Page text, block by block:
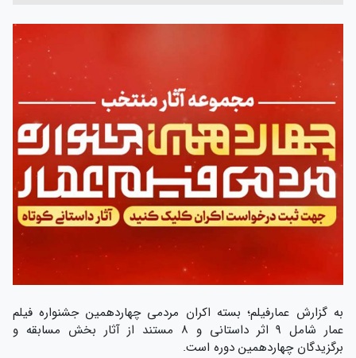
به گزارش عمارفیلم؛ بسته اکران مردمی چهاردهمین جشنواره فیلم
عمار شامل ۹ اثر داستانی و ۸ مستند از آثار بخش مسابقه و
برگزیدگان چهاردهمین دوره است.